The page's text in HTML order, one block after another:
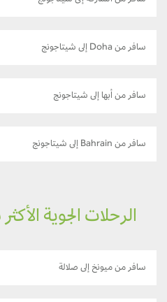
سافر من Doha إلى شيتاجونج
سافر من أبها إلى شيتاجونج
سافر من Bahrain إلى شيتاجونج
الرحلات الجوية
سافر من ميونخ إلى صلالة